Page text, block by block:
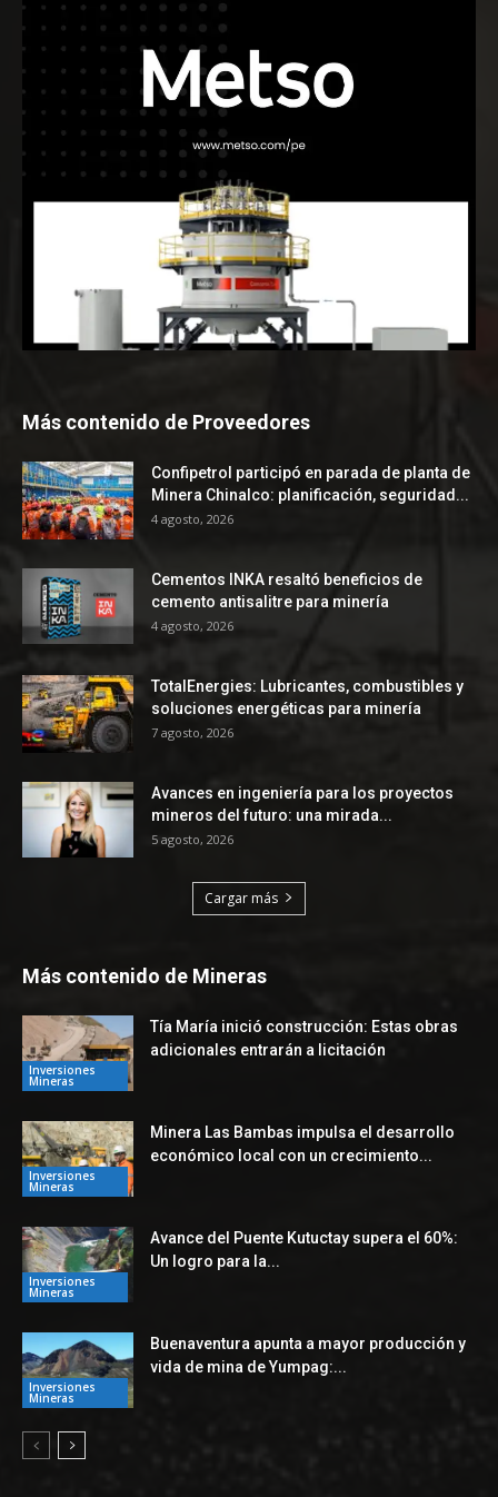
Más contenido de Proveedores
Confipetrol participó en parada de planta de
Minera Chinalco: planificación, seguridad...
4 agosto, 2026
Cementos INKA resaltó beneficios de
cemento antisalitre para minería
4 agosto, 2026
TotalEnergies: Lubricantes, combustibles y
soluciones energéticas para minería
7 agosto, 2026
Avances en ingeniería para los proyectos
mineros del futuro: una mirada...
5 agosto, 2026
Cargar más
Más contenido de Mineras
Inversiones
Mineras
Tía María inició construcción: Estas obras
adicionales entrarán a licitación
Inversiones
Mineras
Minera Las Bambas impulsa el desarrollo
económico local con un crecimiento...
Inversiones
Mineras
Avance del Puente Kutuctay supera el 60%:
Un logro para la...
Inversiones
Mineras
Buenaventura apunta a mayor producción y
vida de mina de Yumpag:...